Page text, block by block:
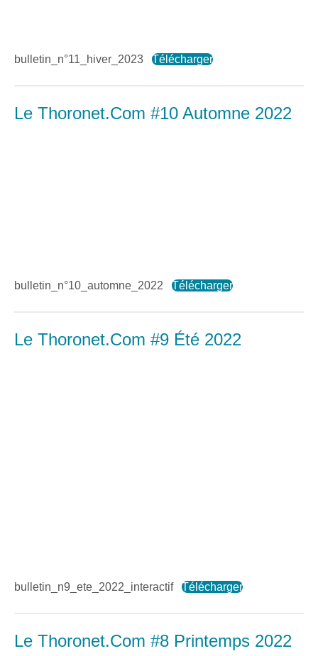
bulletin_n°11_hiver_2023 Télécharger
Le Thoronet.Com #10 Automne 2022
bulletin_n°10_automne_2022 Télécharger
Le Thoronet.Com #9 Été 2022
bulletin_n9_ete_2022_interactif Télécharger
Le Thoronet.Com #8 Printemps 2022